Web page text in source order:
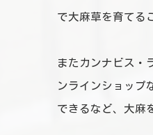
で大麻草を育てる
またカンナビス・
ンラインショップ
できるなど、大麻